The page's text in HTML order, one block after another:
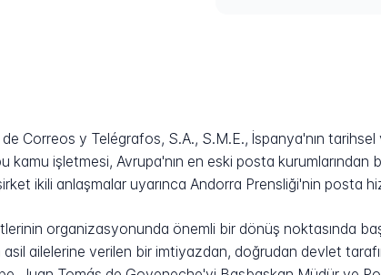
Correos y Telégrafos, S.A., S.M.E., İspanya'nın tarihsel
kamu işletmesi, Avrupa'nın en eski posta
ikili anlaşmalar uyarınca Andorra Prensliği'nin posta
organizasyonunda önemli bir dönüş noktasında
ailelerine verilen bir imtiyazdan, doğrudan devlet